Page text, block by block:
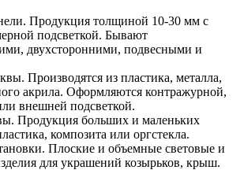
Продукция толщиной 10-30 мм с
подсветкой. Бывают
двухсторонними, подвесными и
Производятся из пластика, металла,
акрила. Оформляются контражурной,
внешней подсветкой.
Продукция больших и маленьких
композита или оргстекла.
Плоские и объемные световые и
для украшений козырьков, крыш.